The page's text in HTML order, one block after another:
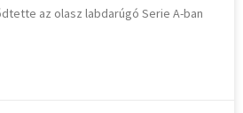
az olasz labdarúgó Serie A-ban